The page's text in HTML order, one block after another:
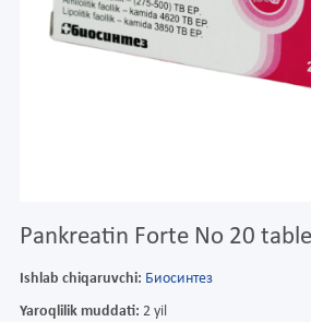
Pankreatin Forte No 20
Ishlab chiqaruvchi: Биосинтез
Yaroqlilik muddati: 2 yil